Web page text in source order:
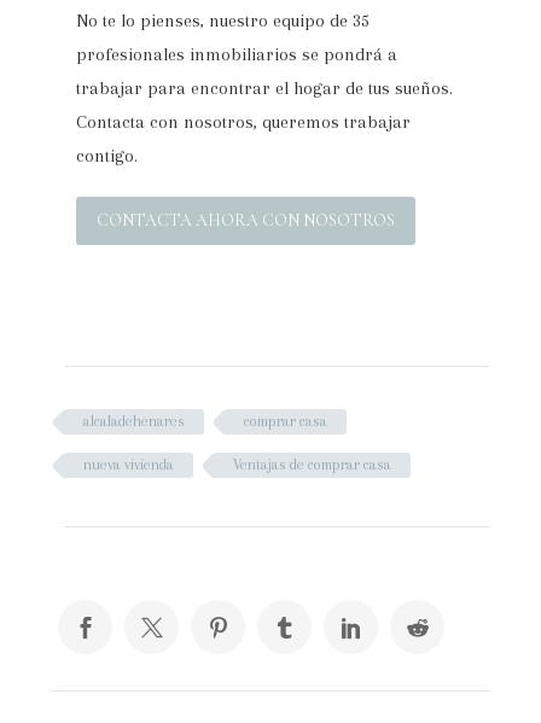
No te lo pienses, nuestro equipo de 35
profesionales inmobiliarios se pondrá a
trabajar para encontrar el hogar de tus sueños.
Contacta con nosotros, queremos trabajar
contigo.
CONTACTA AHORA CON NOSOTROS
alcaladehenares comprar casa
nueva vivienda Ventajas de comprar casa